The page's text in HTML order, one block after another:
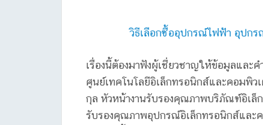
วิธีเลือกซื้ออุปกรณ์ไฟฟ้า อุุปกร
เรื่องนี้ต้องมาฟังผู้เชี่ยวชาญให้ข้อมูลแล
ศูนย์เทคโนโลยีอิเล็กทรอนิกส์และคอมพิว
กุล หัวหน้างานรับรองคุณภาพบริภัณฑ์อิเล็
รับรองคุณภาพอุปกรณ์อิเล็กทรอนิกส์และ